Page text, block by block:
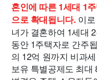
혼인에 따른 1세대 1
으로 확대됩니다. 이
녀가 결혼하여 1세대
동안 1주택자로 간주
의 12억 원까지 비과
보유 특별공제도 최